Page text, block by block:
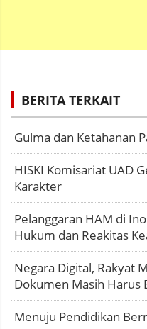
BERITA TERKAIT
Gulma dan Ketahanan
HISKI Komisariat UAD
Karakter
Pelanggaran HAM di
Hukum dan Reakitas
Negara Digital, Rakyat
Dokumen Masih Harus
Menuju Pendidikan